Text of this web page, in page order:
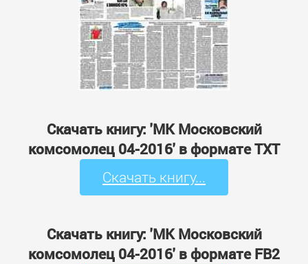
Скачать книгу: 'МК Московский
комсомолец 04-2016' в формате TXT
Скачать книгу...
Скачать книгу: 'МК Московский
комсомолец 04-2016' в формате FB2